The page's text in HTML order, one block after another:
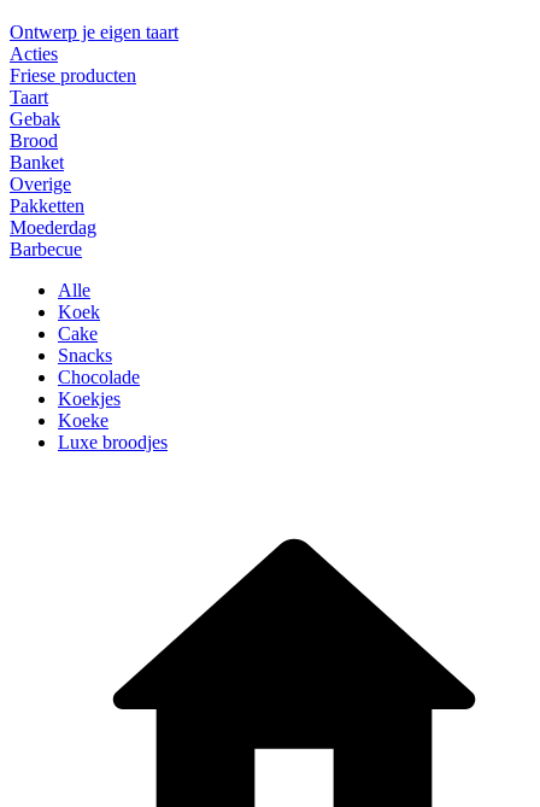
Ontwerp je eigen taart
Acties
Friese producten
Taart
Gebak
Brood
Banket
Overige
Pakketten
Moederdag
Barbecue
Alle
Koek
Cake
Snacks
Chocolade
Koekjes
Koeke
Luxe broodjes